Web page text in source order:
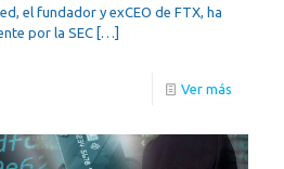
el fundador y exCEO de FTX, ha
por la SEC […]
Ver más